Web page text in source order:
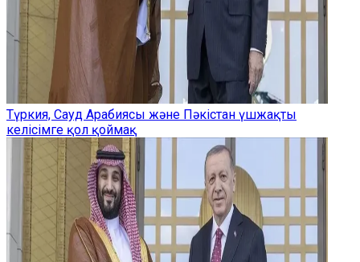
Түркия, Сауд Арабиясы және Пәкістан үшжақты
келісімге қол қоймақ